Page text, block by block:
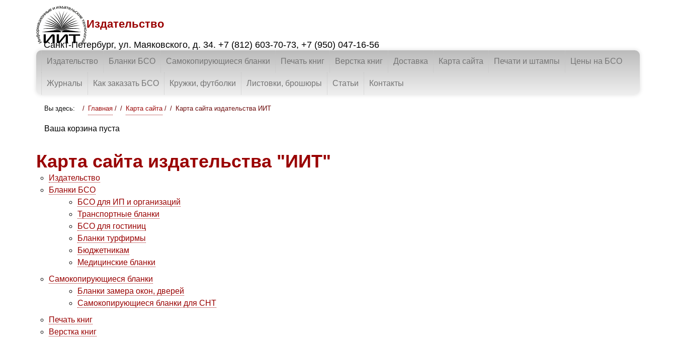
Издательство
Санкт-Петербург, ул. Маяковского, д. 34. +7 (812) 603-70-73, +7 (950) 047-16-56
Издательство Бланки БСО Самокопирующиеся бланки Печать книг Верстка книг Доставка Карта сайта Печати и штампы Цены на БСО
Журналы Как заказать БСО Кружки, футболки Листовки, брошюры Статьи Контакты
Вы здесь: Главная / Карта сайта / Карта сайта издательства ИИТ
Ваша корзина пуста
Карта сайта издательства "ИИТ"
Издательство
Бланки БСО
БСО для ИП и организаций
Транспортные бланки
БСО для гостиниц
Бланки турфирмы
Бюджетникам
Медицинские бланки
Самокопирующиеся бланки
Бланки замера окон, дверей
Cамокопирующиеся бланки для СНТ
Печать книг
Верстка книг